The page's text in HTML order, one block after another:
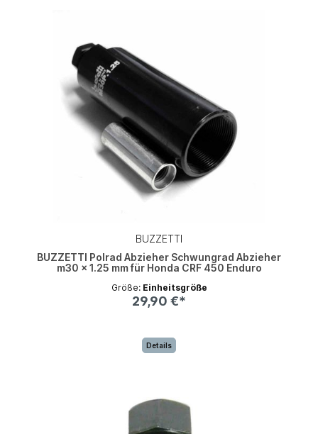
BUZZETTI
BUZZETTI Polrad Abzieher Schwungrad Abzieher
m30 x 1.25 mm für Honda CRF 450 Enduro
Größe: Einheitsgröße
29,90 €*
Details